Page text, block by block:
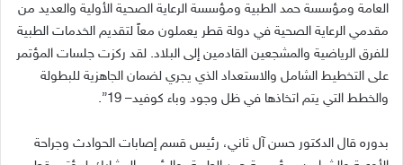
العامة ومؤسسة حمد الطبية ومؤسسة الرعاية الصحية الأولية والعديد من
مقدمي الرعاية الصحية في دولة قطر يعملون معاً لتقديم الخدمات الطبية
للفرق الرياضية والمشجعين القادمين إلى البلاد. لقد ركزت جلسات المؤتمر
على التخطيط الشامل والاستعداد الذي يجري لضمان الجاهزية للبطولة
والخطط التي يتم اتخاذها في ظل وجود وباء كوفيد– 19”.
بدوره قال الدكتور حسن آل ثاني، رئيس قسم إصابات الحوادث وجراحة